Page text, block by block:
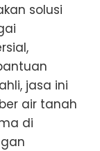
solusi
jasa ini
air tanah
di